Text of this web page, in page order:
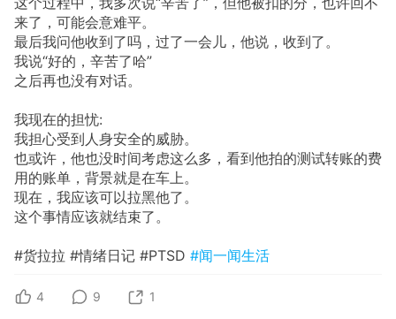
来了，可能会意难平。
最后我问他收到了吗，过了一会儿，他说，收到了。
我说“好的，辛苦了哈”
之后再也没有对话。
我现在的担忧:
我担心受到人身安全的威胁。
也或许，他也没时间考虑这么多，看到他拍的测试转账的费
用的账单，背景就是在车上。
现在，我应该可以拉黑他了。
这个事情应该就结束了。
#货拉拉 #情绪日记 #PTSD #闻一闻生活
4 9 1